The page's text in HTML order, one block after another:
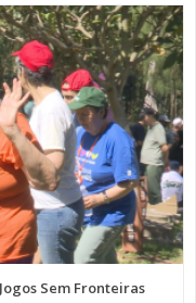
Sem Fronteiras